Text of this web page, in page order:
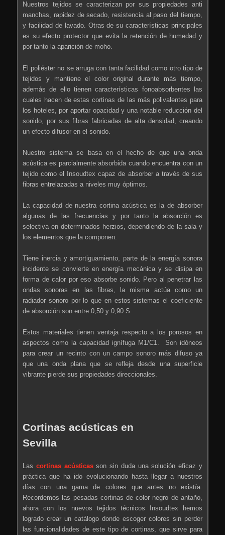
Nuestros tejidos se caracterizan por sus propiedades anti
manchas, rapidez de secado, resistencia al paso del tiempo,
y facilidad de lavado. Otras de su características principales
es su efecto protector que evita la retención de humedad y
por tanto la aparición de moho.
El poliéster no se arruga con tanta facilidad como otro tipo de
tejidos y mantiene el color original durante más tiempo,
además de ello tienen características fonoabsorbentes las
cuales hacen de estas cortinas de las más polivalentes para
los hoteles, por aportar opacidad y una notable reducción del
sonido, por sus fibras fabricadas de alta densidad, creando
un efecto difusor en el sonido.
Nuestro sistema se basa en el hecho de que una onda
acústica es parcialmente absorbida cuando encuentra con un
tejido como el Insoudtex capaz de absorber a través de sus
fibras entrelazadas a niveles muy óptimos.
La capacidad de nuestra cortina acústica es la de absorber
algunas de las frecuencias y por tanto la absorción es
selectiva en determinados herzios, dependiendo de la sala y
los elementos que la componen.
Tiene inercia y amortiguamiento, parte de la energía sonora
incidente se convierte en energía mecánica y se disipa en
forma de calor por eso absorbe sonido. Pero al penetrar las
ondas sonoras en las fibras, la misma actúa como un
radiador sonoro por lo que en estos sistemas el coeficiente
de absorción son entre 0,50 y 0,90 S.
Estos materiales tienen ventaja respecto a los porosos en
aspectos como la capacidad ignífuga M1/C1. Son idóneos
para crear un recinto con un campo sonoro más difuso ya
que una onda plana que se refleja desde una superficie
vibrante pierde sus propiedades direccionales.
Cortinas acústicas en
Sevilla
Las cortinas acústicasson sin duda una solución eficaz y
práctica que ha ido evolucionando hasta llegar a nuestros
días con una gama de colores que antes no existía.
Recordemos las pesadas cortinas de color negro de antaño,
ahora con los nuevos tejidos técnicos Insoudtex hemos
logrado crear un catálogo donde escoger colores sin perder
las funcionalidades de este tipo de cortinas, que sirve para